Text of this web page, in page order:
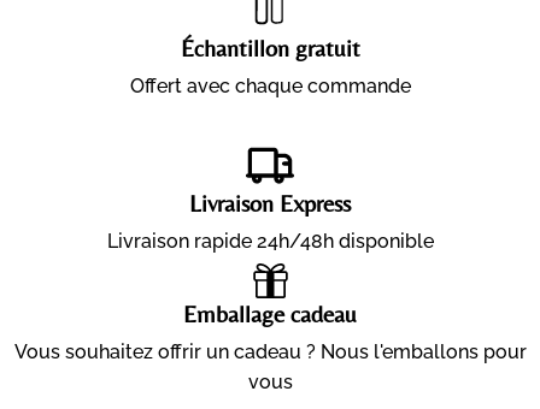
Échantillon gratuit
Offert avec chaque commande
Livraison Express
Livraison rapide 24h/48h disponible
Emballage cadeau
Vous souhaitez offrir un cadeau ? Nous l'emballons pour
vous